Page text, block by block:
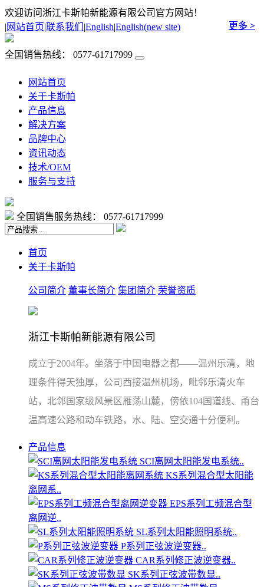
欢迎访问浙江卡斯帕新能源有限公司官方网站！
| 网站首页|联系我们 |English|English(new site)
全国销售热线： 0577-61717999
网站首页
关于卡斯帕
产品信息
解决方案
品牌中心
资讯动态
技术/OEM
服务与支持
全国销售服务热线： 0577-61717999
首页
关于卡斯帕
公司简介 董事长简介 集团简介 荣誉资质
浙江卡斯帕新能源有限公司
成立于2004年。坐落于中国电器之都——温州乐清，地
理条件得天独厚，公司西接温州机场，毗邻乐清火车
站，北邻国家级风景区雁荡山麓，傍依104国道线、甬台
温高速公路和动车铁路，水、陆、空交通十分便利。
产品信息
SCI离网太阳能发电系统..
KS系列混合型太阳能
离网系..
EPS系列工频混合型
离网逆..
SL系列太阳能照明系统..
P系列正弦波逆变器..
CAR系列修正波逆变器..
SK系列正弦波带数显..
更多 >
更多 >